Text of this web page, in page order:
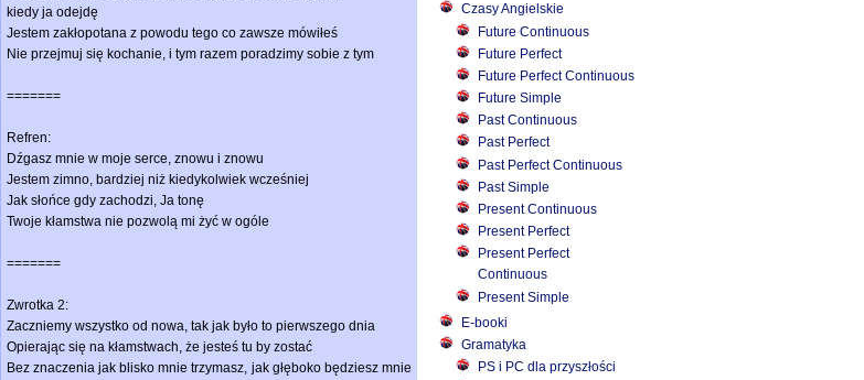
kiedy ja odejdę
Jestem zakłopotana z powodu tego co zawsze mówiłeś
Nie przejmuj się kochanie, i tym razem poradzimy sobie z tym
=======
Refren:
Dźgasz mnie w moje serce, znowu i znowu
Jestem zimno, bardziej niż kiedykolwiek wcześniej
Jak słońce gdy zachodzi, Ja tonę
Twoje kłamstwa nie pozwolą mi żyć w ogóle
=======
Zwrotka 2:
Zaczniemy wszystko od nowa, tak jak było to pierwszego dnia
Opierając się na kłamstwach, że jesteś tu by zostać
Bez znaczenia jak blisko mnie trzymasz, jak głęboko będziesz mnie
Czasy Angielskie
Future Continuous
Future Perfect
Future Perfect Continuous
Future Simple
Past Continuous
Past Perfect
Past Perfect Continuous
Past Simple
Present Continuous
Present Perfect
Present Perfect
Continuous
Present Simple
E-booki
Gramatyka
PS i PC dla przyszłości